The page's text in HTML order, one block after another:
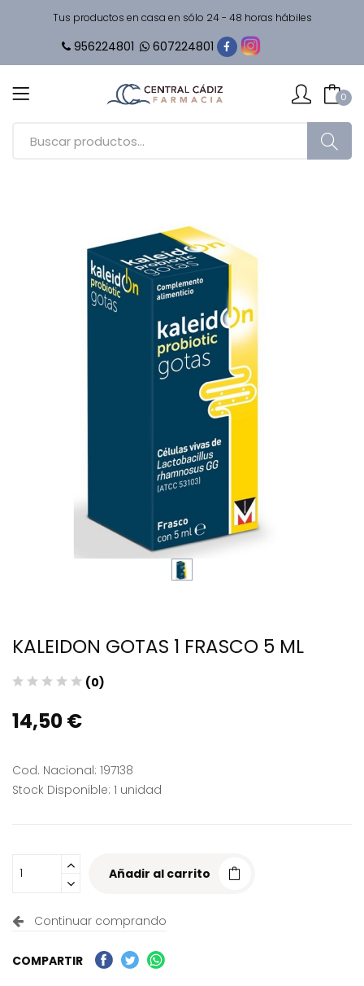
Tus productos en casa en sólo 24 - 48 horas hábiles
956224801 607224801
0
KALEIDON GOTAS 1 FRASCO 5 ML
(0)
14,50 €
Cod. Nacional: 197138
Stock Disponible: 1 unidad
Añadir al carrito
Continuar comprando
COMPARTIR